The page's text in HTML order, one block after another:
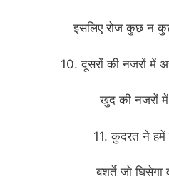
इसलिए रोज कुछ न
10. दूसरों की नजरों में
खुद की नजरों
11. कुदरत ने हमें
बशर्ते जो घिसेगा